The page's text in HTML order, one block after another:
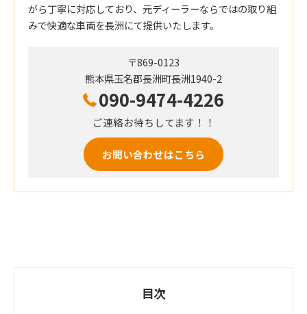
がら丁寧に対応しており、元ディーラーならではの取り組
みで快適な車両を長洲にて提供いたします。
〒869-0123
熊本県玉名郡長洲町長洲1940-2
090-9474-4226
ご連絡お待ちしてます！！
お問い合わせはこちら
目次